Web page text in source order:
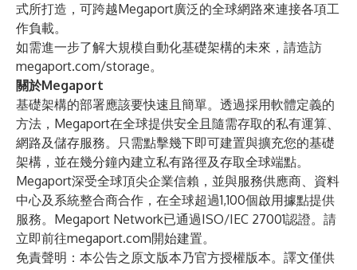
式所打造，可跨越Megaport廣泛的全球網路來連接各項工
作負載。
如需進一步了解大規模自動化基礎架構的未來，請造訪
megaport.com/storage。
關於Megaport
基礎架構的部署應該要快速且簡單。透過採用軟體定義的
方法，Megaport在全球提供安全且隨需存取的私有運算、
網路及儲存服務。只需點擊幾下即可建置與擴充您的基礎
架構，並在幾分鐘內建立私有路徑及存取全球端點。
Megaport深受全球頂尖企業信賴，並與服務供應商、資料
中心及系統整合商合作，在全球超過1,100個啟用據點提供
服務。Megaport Network已通過ISO/IEC 27001認證。請
立即前往megaport.com開始建置。
免責聲明：本公告之原文版本乃官方授權版本。譯文僅供